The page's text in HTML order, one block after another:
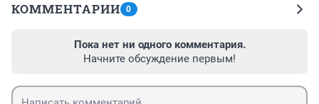
КОММЕНТАРИИ 0
Пока нет ни одного комментария.
Начните обсуждение первым!